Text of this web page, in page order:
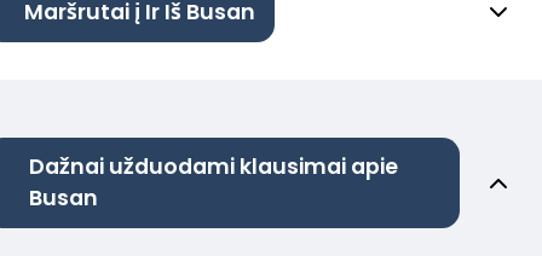
Maršrutai į Ir Iš Busan
Dažnai užduodami klausimai apie
Busan